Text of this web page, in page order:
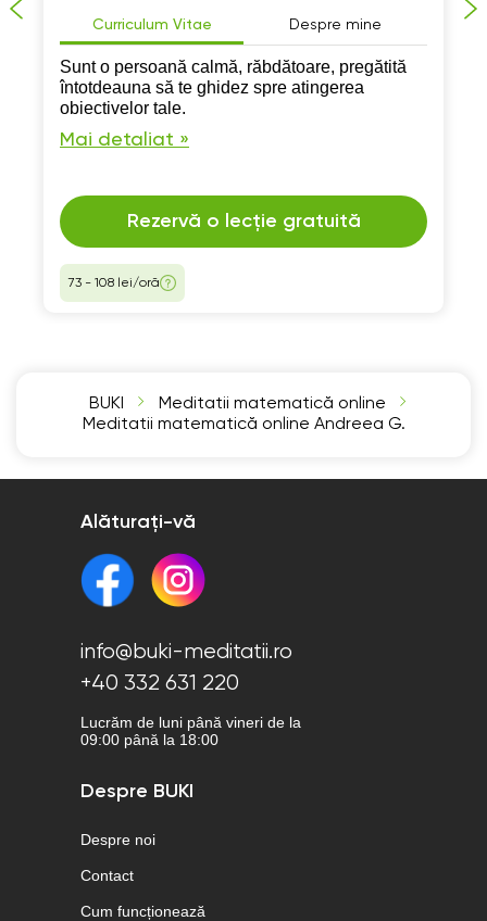
Curriculum Vitae Despre mine
Sunt o persoană calmă, răbdătoare, pregătită
întotdeauna să te ghidez spre atingerea
obiectivelor tale.
Mai detaliat »
Rezervă o lecție gratuită
73 - 108 lei/oră
BUKI
Meditatii matematică online
Meditatii matematică online Andreea G.
Alăturați-vă
info@buki-meditatii.ro
+40 332 631 220
Lucrăm de luni până vineri de la
09:00 până la 18:00
Despre BUKI
Despre noi
Contact
Cum funcționează